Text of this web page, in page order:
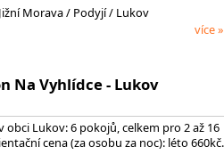
Jižní Morava/ Podyjí/ Lukov
více »
Na Vyhlídce - Lukov
obci Lukov: 6 pokojů, celkem pro 2 až 16
cena (za osobu za noc): léto 660kč.